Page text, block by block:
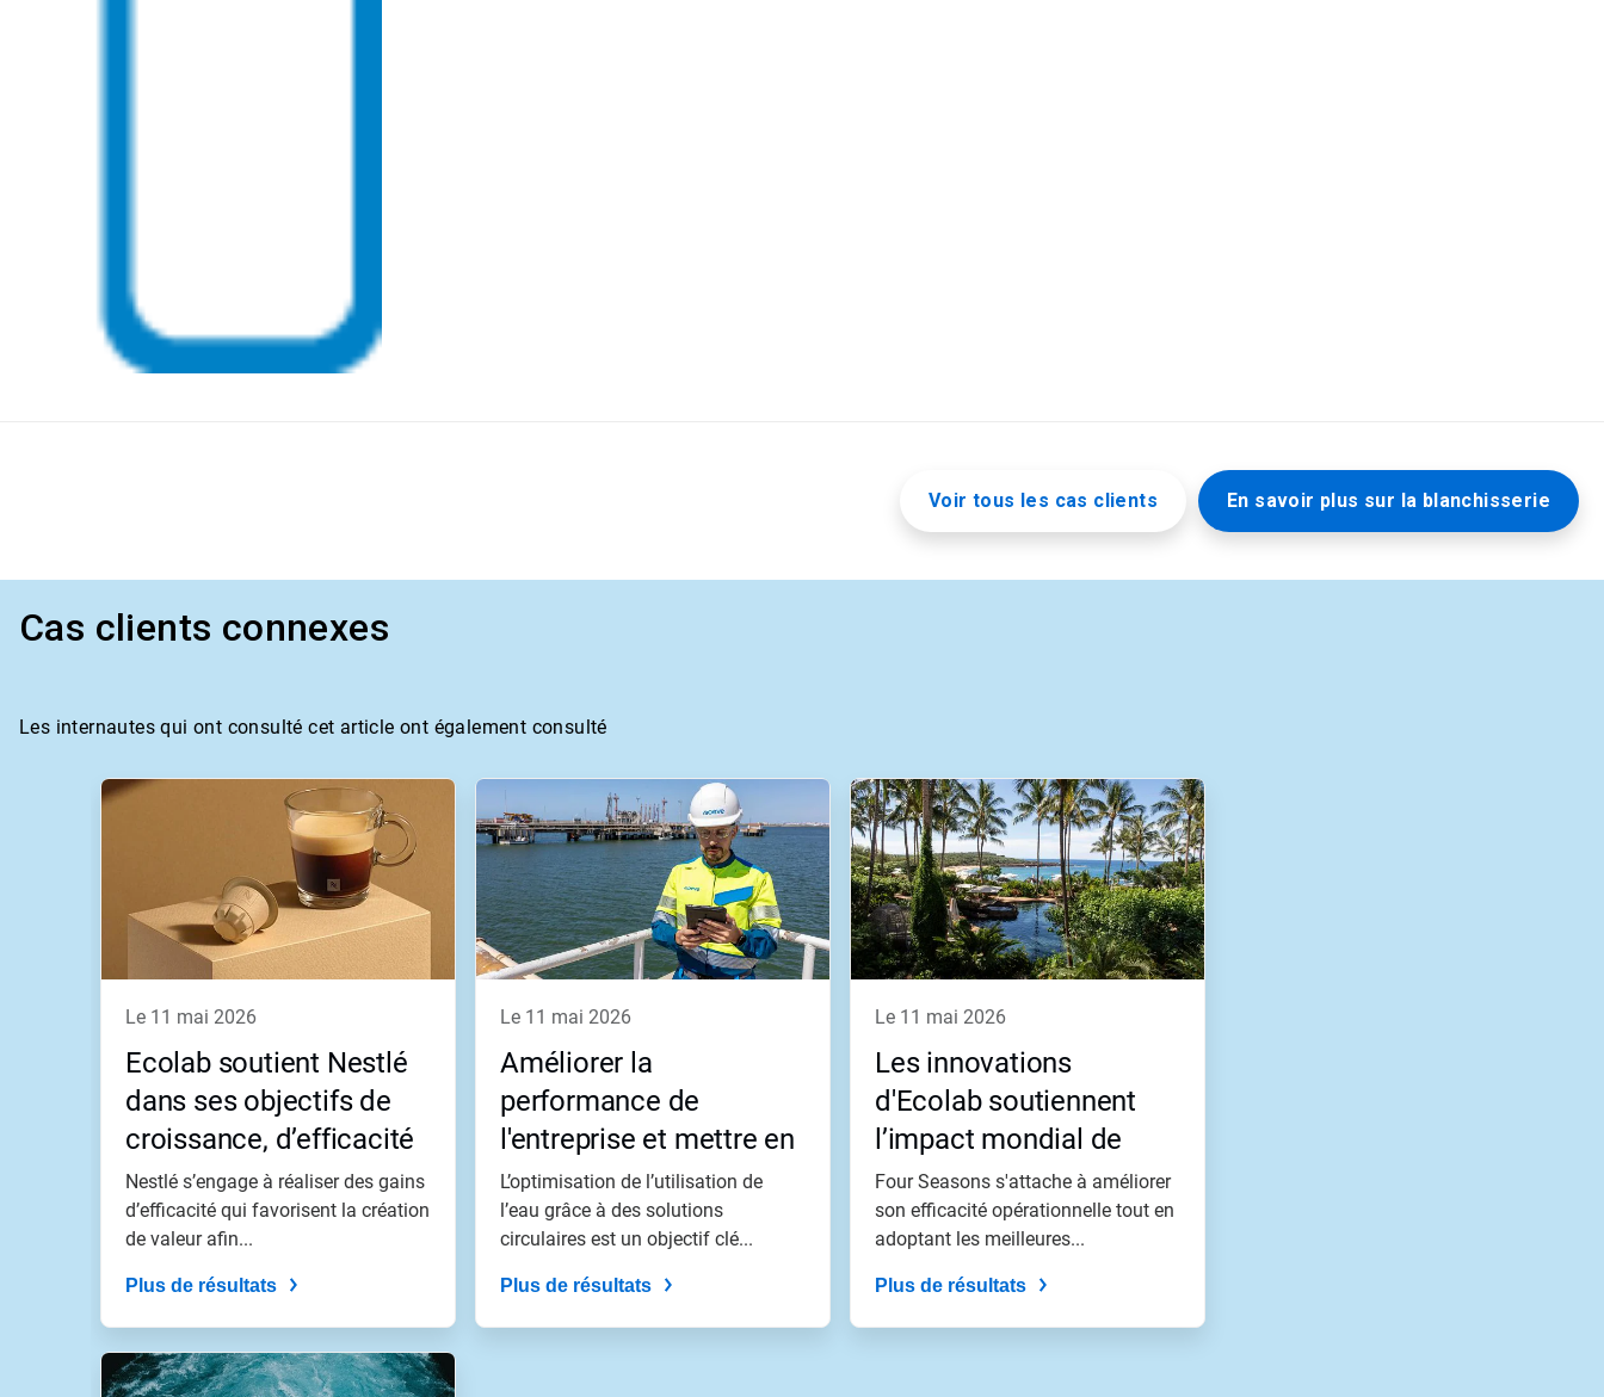
Voir tous les cas clients En savoir plus sur la blanchisserie
Cas clients connexes
Les internautes qui ont consulté cet article ont également consulté
le 11 mai 2026
Ecolab soutient Nestlé
dans ses objectifs de
croissance, d’efficacité
et d’impact
Nestlé s’engage à réaliser des gains
d’efficacité qui favorisent la création
de valeur afin...
Plus de résultats
le 11 mai 2026
Améliorer la
performance de
l'entreprise et mettre en
œuvre des pratiques de
gestion circulaire de
l'eau au San Roque
Energy Park de Moeve
L’optimisation de l’utilisation de
l’eau grâce à des solutions
circulaires est un objectif clé...
Plus de résultats
le 11 mai 2026
Les innovations
d'Ecolab soutiennent
l’impact mondial de
Four Seasons
Four Seasons s'attache à améliorer
son efficacité opérationnelle tout en
adoptant les meilleures...
Plus de résultats